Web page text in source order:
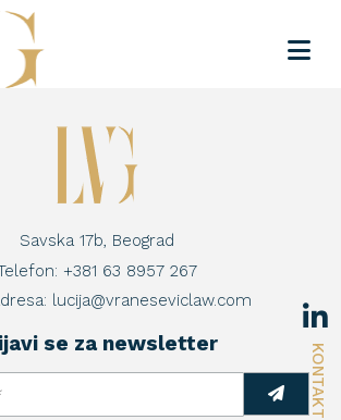
KONTAKT
Savska 17b, Beograd
+381 63 8957 267
lucija@vraneseviclaw.com
se za newsletter